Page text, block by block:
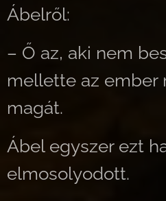
Ábelről:
– Ő az, aki nem
mellette az ember
magát.
Ábel egyszer ezt
elmosolyodott.